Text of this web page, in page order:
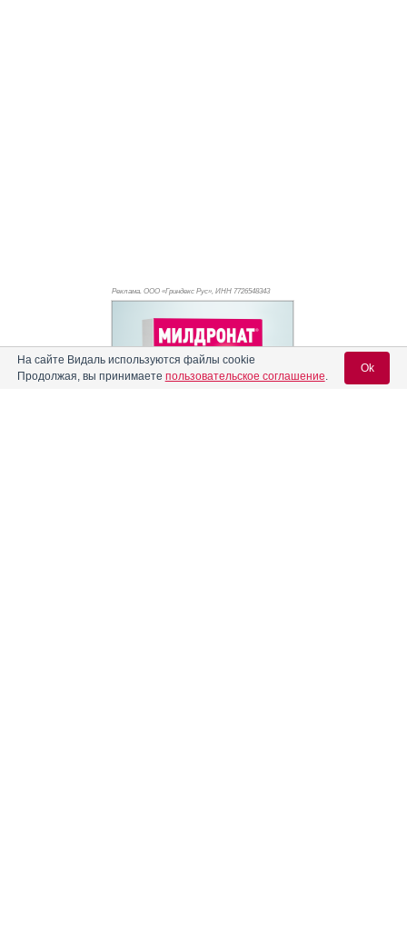
Реклама. ООО «Гриндекс Рус», ИНН 7726548343
На сайте Видаль используются файлы cookie
Продолжая, вы принимаете пользовательское соглашение.
Ok